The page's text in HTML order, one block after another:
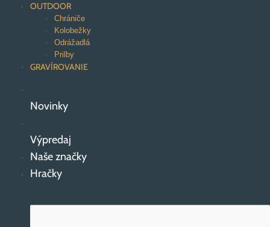
OUTDOOR
Chrániče
Kolobežky
Odrážadlá
Prilby
GRAVÍROVANIE
Novinky
Výpredaj
Naše značky
Hračky